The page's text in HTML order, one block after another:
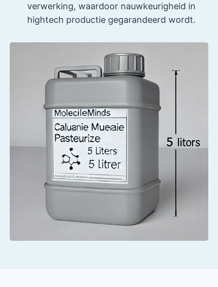
verwerking, waardoor nauwkeurigheid in
hightech productie gegarandeerd wordt.